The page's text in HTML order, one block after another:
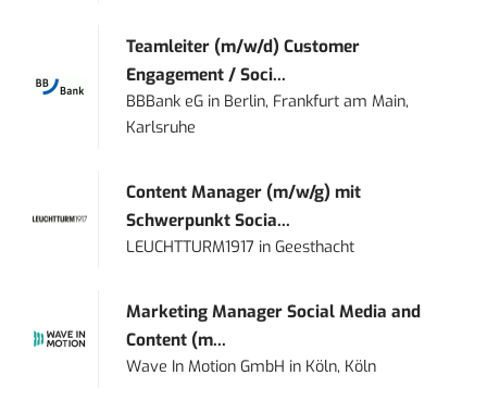
Teamleiter (m/w/d) Customer
Engagement / Soci...
BBBank eG in Berlin, Frankfurt am Main,
Karlsruhe
Content Manager (m/w/g) mit
Schwerpunkt Socia...
LEUCHTTURM1917 inGeesthacht
Marketing Manager Social Media and
Content (m...
Wave In Motion GmbH in Köln, Köln